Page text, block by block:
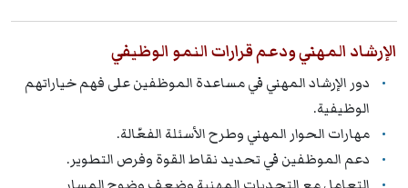
الإرشاد المهني ودعم قرارات النمو الوظيفي
دور الإرشاد المهني في مساعدة الموظفين على فهم خياراتهم
الوظيفية.
مهارات الحوار المهني وطرح الأسئلة الفعّالة.
دعم الموظفين في تحديد نقاط القوة وفرص التطوير.